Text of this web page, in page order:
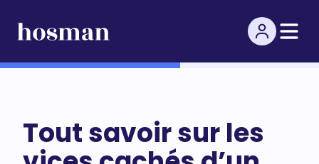
Tout savoir sur les